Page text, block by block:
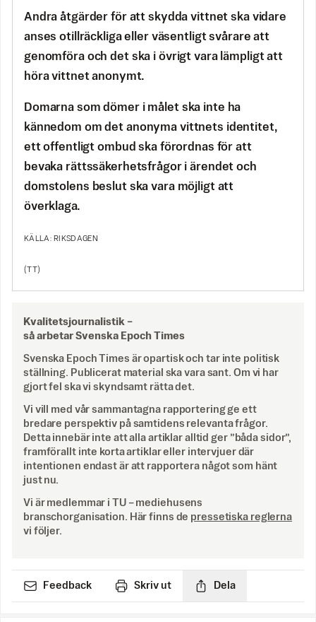
Andra åtgärder för att skydda vittnet ska vidare
anses otillräckliga eller väsentligt svårare att
genomföra och det ska i övrigt vara lämpligt att
höra vittnet anonymt.
Domarna som dömer i målet ska inte ha
kännedom om det anonyma vittnets identitet,
ett offentligt ombud ska förordnas för att
bevaka rättssäkerhetsfrågor i ärendet och
domstolens beslut ska vara möjligt att
överklaga.
KÄLLA: RIKSDAGEN
(TT)
Kvalitetsjournalistik –
så arbetar Svenska Epoch Times
Svenska Epoch Times är opartisk och tar inte politisk
ställning. Publicerat material ska vara sant. Om vi har
gjort fel ska vi skyndsamt rätta det.
Vi vill med vår sammantagna rapportering ge ett
bredare perspektiv på samtidens relevanta frågor.
Detta innebär inte att alla artiklar alltid ger ”båda sidor”,
framförallt inte korta artiklar eller intervjuer där
intentionen endast är att rapportera något som hänt
just nu.
Vi är medlemmar i TU – mediehusens
branschorganisation. Här finns de pressetiska reglerna
vi följer.
Feedback Skriv ut Dela